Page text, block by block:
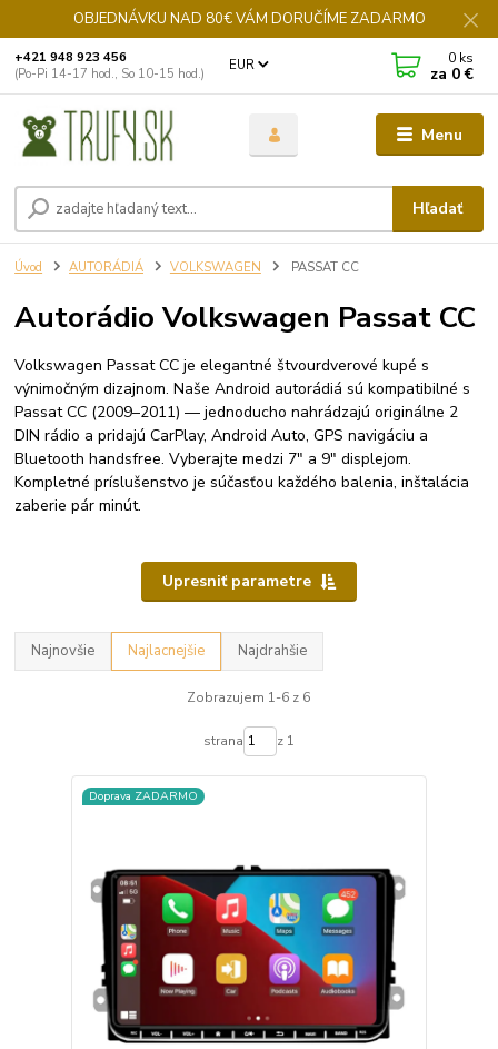
OBJEDNÁVKU NAD 80€ VÁM DORUČÍME ZADARMO
Menu
EUR
Hľadať
+421 948 923 456
(Po-Pi 14-17 hod., So 10-15 hod.)
0 ks
za 0 €
Úvod AUTORÁDIÁ VOLKSWAGEN PASSAT CC
Autorádio Volkswagen Passat CC
Volkswagen Passat CC je elegantné štvourdverové kupé s
výnimočným dizajnom. Naše Android autorádiá sú kompatibilné s
Passat CC (2009–2011) — jednoducho nahrádzajú originálne 2
DIN rádio a pridajú CarPlay, Android Auto, GPS navigáciu a
Bluetooth handsfree. Vyberajte medzi 7" a 9" displejom.
Kompletné príslušenstvo je súčasťou každého balenia, inštalácia
zaberie pár minút.
Upresniť parametre
Najnovšie Najlacnejšie Najdrahšie
Zobrazujem 1-6 z 6
strana z 1
Doprava ZADARMO